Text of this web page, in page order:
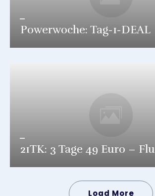
Powerwoche: Tag-1-DEAL
21TK: 3 Tage 49 Euro –
Load More